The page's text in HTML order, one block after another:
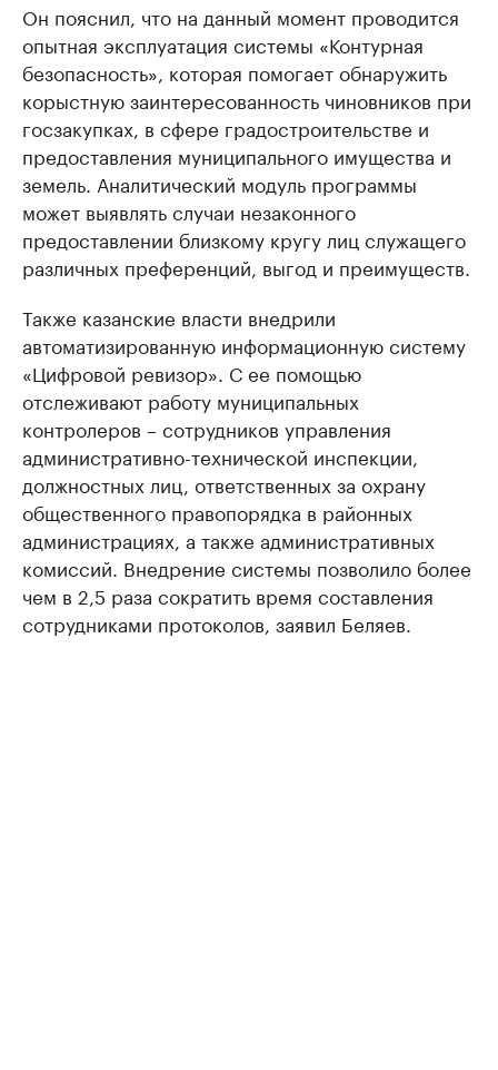
Он пояснил, что на данный момент проводится
опытная эксплуатация системы «Контурная
безопасность», которая помогает обнаружить
корыстную заинтересованность чиновников при
госзакупках, в сфере градостроительстве и
предоставления муниципального имущества и
земель. Аналитический модуль программы
может выявлять случаи незаконного
предоставлении близкому кругу лиц служащего
различных преференций, выгод и преимуществ.
Также казанские власти внедрили
автоматизированную информационную систему
«Цифровой ревизор». С ее помощью
отслеживают работу муниципальных
контролеров – сотрудников управления
административно-технической инспекции,
должностных лиц, ответственных за охрану
общественного правопорядка в районных
администрациях, а также административных
комиссий. Внедрение системы позволило более
чем в 2,5 раза сократить время составления
сотрудниками протоколов, заявил Беляев.